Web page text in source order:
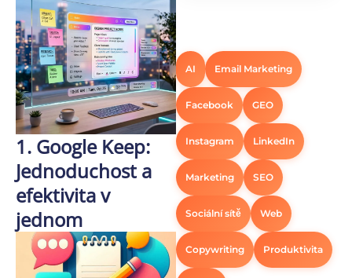
1. Google Keep:
Jednoduchost a
efektivita v
jednom
AI Email Marketing
Facebook GEO
Instagram LinkedIn
Marketing SEO
Sociální sítě Web
Copywriting Produktivita